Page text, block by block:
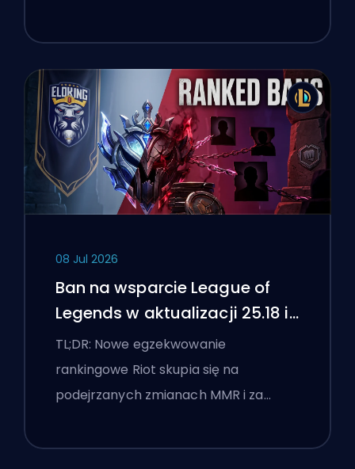
08 Jul 2026
Ban na wsparcie League of
Legends w aktualizacji 25.18 i
flagi boostingu
TL;DR: Nowe egzekwowanie
rankingowe Riot skupia się na
podejrzanych zmianach MMR i za…